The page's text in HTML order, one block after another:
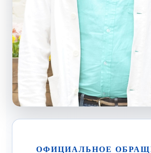
ОФИЦИАЛЬНОЕ